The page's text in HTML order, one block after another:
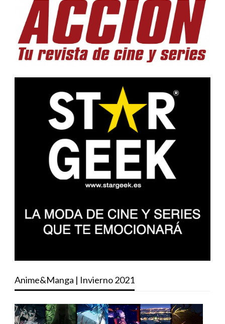
Anime&Manga | Invierno 2021